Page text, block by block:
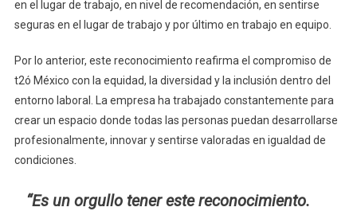
en el lugar de trabajo, en nivel de recomendación, en sentirse
seguras en el lugar de trabajo y por último en trabajo en equipo.
Por lo anterior, este reconocimiento reafirma el compromiso de
t2ó México con la equidad, la diversidad y la inclusión dentro del
entorno laboral. La empresa ha trabajado constantemente para
crear un espacio donde todas las personas puedan desarrollarse
profesionalmente, innovar y sentirse valoradas en igualdad de
condiciones.
“Es un orgullo tener este reconocimiento.